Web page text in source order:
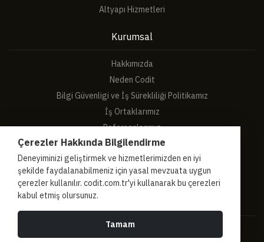
Altyapı Hizmetleri
Kurumsal
Hakkımızda
Neden Codit
Bilgi Güvenligi ve İş Sürekliliği Politikamız
İş Ortaklarımız
Referanslarımız
Başarı Hikayeleri
İnsan Kaynakları
Basında Biz
Çerezler Hakkında Bilgilendirme
Deneyiminizi geliştirmek ve hizmetlerimizden en iyi
şekilde faydalanabilmeniz için yasal mevzuata uygun
çerezler kullanılır. codit.com.tr'yi kullanarak bu çerezleri
kabul etmiş olursunuz.
Tamam